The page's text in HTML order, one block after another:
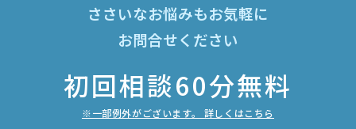
ささいなお悩みもお気軽に
お問合せください
初回相談60分無料
※一部例外がございます。 詳しくはこちら